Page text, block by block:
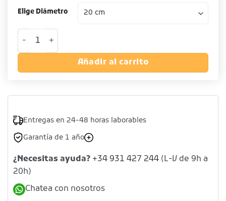
Elige Diámetro
Añadir al carrito
Entregas en 24-48 horas laborables
Garantía de 1 año
¿Necesitas ayuda? +34 931 427 244 (L-V de 9h a
20h)
Chatea con nosotros